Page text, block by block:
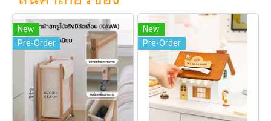
New
Pre-Order
New
Pre-Order